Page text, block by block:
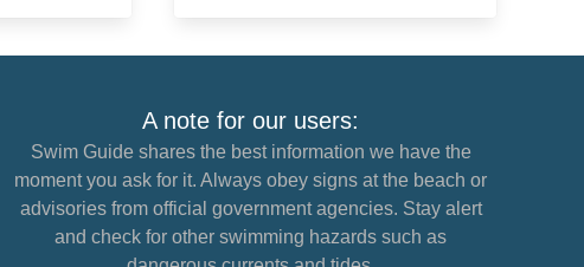
A note for our users:
Swim Guide shares the best information we have the
moment you ask for it. Always obey signs at the beach or
advisories from official government agencies. Stay alert
and check for other swimming hazards such as